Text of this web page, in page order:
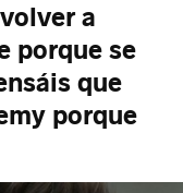
a
porque se
que
porque